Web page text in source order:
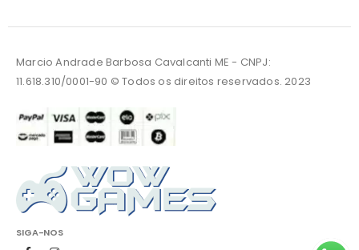
Marcio Andrade Barbosa Cavalcanti ME - CNPJ:
11.618.310/0001-90 © Todos os direitos reservados. 2023
SIGA-NOS